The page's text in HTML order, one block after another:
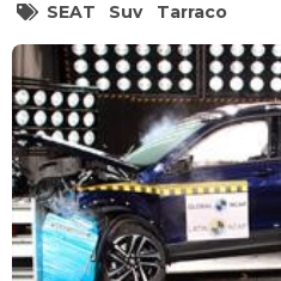
SEAT Suv Tarraco